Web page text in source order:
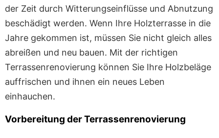
der Zeit durch Witterungseinflüsse und Abnutzung
beschädigt werden. Wenn Ihre Holzterrasse in die
Jahre gekommen ist, müssen Sie nicht gleich alles
abreißen und neu bauen. Mit der richtigen
Terrassenrenovierung können Sie Ihre Holzbeläge
auffrischen und ihnen ein neues Leben
einhauchen.
Vorbereitung der Terrassenrenovierung